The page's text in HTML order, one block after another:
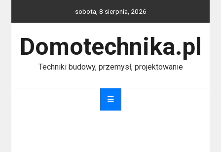
sobota, 8 sierpnia, 2026
Domotechnika.pl
Techniki budowy, przemysł, projektowanie